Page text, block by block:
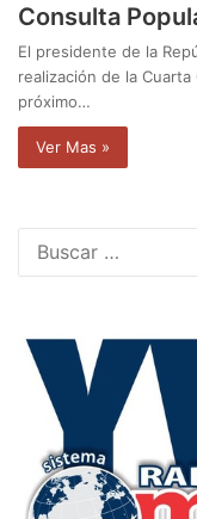
Consulta
El presidente de la
realización de la
próximo…
Ver Mas »